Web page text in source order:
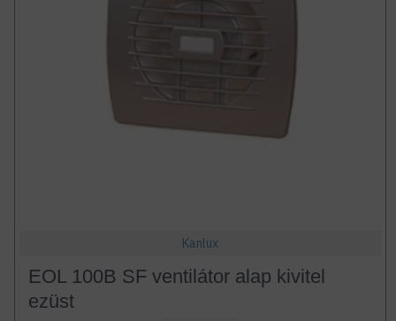
Kanlux
EOL 100B SF ventilátor alap kivitel
ezüst